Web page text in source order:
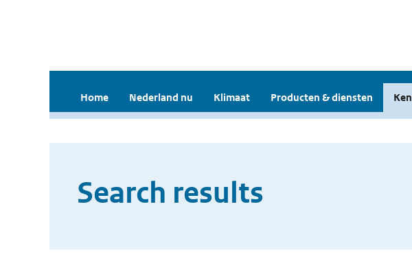
Home Nederland nu Klimaat Producten & diensten
Search results